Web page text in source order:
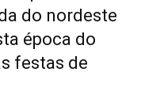
do nordeste
época do
festas de